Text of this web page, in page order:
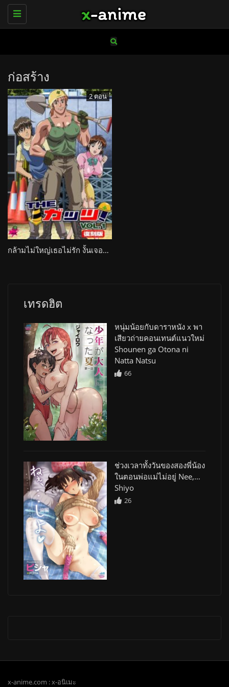
Toggle
navigation
ก่อสร้าง
2 ตอน
กล้ามไม่ใหญ่เธอไม่รัก งั้นเจอกันใหม่ที่ไซต์ก่อสร้าง The Guts! (Women at Work)
เทรดฮิต
หนุ่มน้อยกับดาราหนัง x พา
เสียวถ่ายคอนเทนต์แนวใหม่
Shounen ga Otona ni
Natta Natsu
66
ช่วงเวลาทั้งวันของสองพี่น้อง
ในตอนพ่อแม่ไม่อยู่ Nee,…
Shiyo
26
x-anime.com : x-อนิเมะ